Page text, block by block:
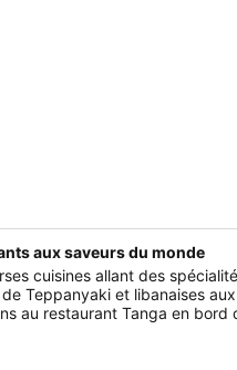
aux saveurs du monde
cuisines allant des
Teppanyaki et libanaises
au restaurant Tanga en bord